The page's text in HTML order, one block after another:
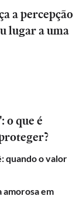
a percepção
lugar a uma
o que é
quando o valor
amorosa em